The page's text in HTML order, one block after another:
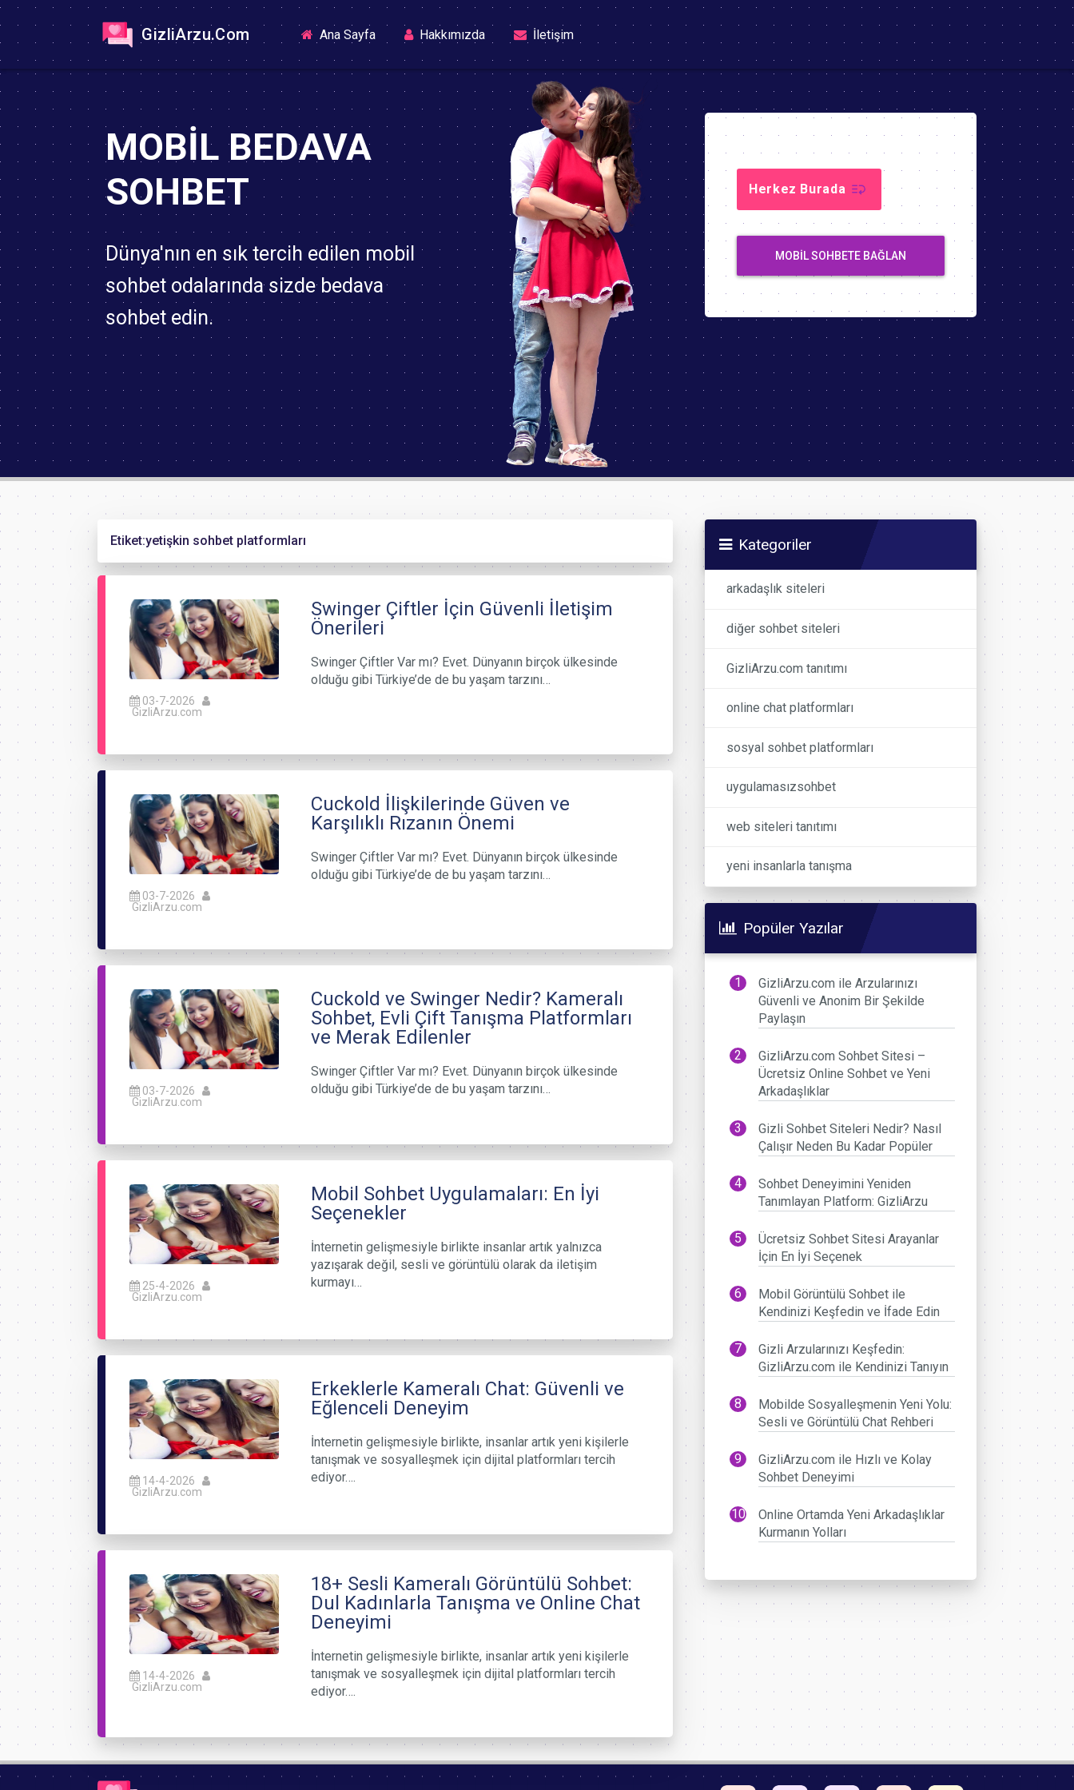
GizliArzu.Com Ana Sayfa(current)Hakkımızda İletişim
MOBIL BEDAVA
SOHBET
Dünya'nın en sık tercih edilen mobil
sohbet odalarında sizde bedava
sohbet edin.
Herkez Burada
MOBIL SOHBETE BAĞLAN
Etiket:yetişkin sohbet platformları
03-7-2026
GizliArzu.com
Swinger Çiftler İçin Güvenli İletişim
Önerileri
Swinger Çiftler Var mı? Evet. Dünyanın birçok ülkesinde
olduğu gibi Türkiye’de de bu yaşam tarzını…
03-7-2026
GizliArzu.com
Cuckold İlişkilerinde Güven ve
Karşılıklı Rızanın Önemi
Swinger Çiftler Var mı? Evet. Dünyanın birçok ülkesinde
olduğu gibi Türkiye’de de bu yaşam tarzını…
03-7-2026
GizliArzu.com
Cuckold ve Swinger Nedir? Kameralı
Sohbet, Evli Çift Tanışma Platformları
ve Merak Edilenler
Swinger Çiftler Var mı? Evet. Dünyanın birçok ülkesinde
olduğu gibi Türkiye’de de bu yaşam tarzını…
25-4-2026
GizliArzu.com
Mobil Sohbet Uygulamaları: En İyi
Seçenekler
İnternetin gelişmesiyle birlikte insanlar artık yalnızca
yazışarak değil, sesli ve görüntülü olarak da iletişim
kurmayı…
14-4-2026
GizliArzu.com
Erkeklerle Kameralı Chat: Güvenli ve
Eğlenceli Deneyim
İnternetin gelişmesiyle birlikte, insanlar artık yeni kişilerle
tanışmak ve sosyalleşmek için dijital platformları tercih
ediyor….
14-4-2026
GizliArzu.com
18+ Sesli Kameralı Görüntülü Sohbet:
Dul Kadınlarla Tanışma ve Online Chat
Deneyimi
İnternetin gelişmesiyle birlikte, insanlar artık yeni kişilerle
tanışmak ve sosyalleşmek için dijital platformları tercih
ediyor….
Kategoriler
arkadaşlık siteleri
diğer sohbet siteleri
GizliArzu.com tanıtımı
online chat platformları
sosyal sohbet platformları
uygulamasızsohbet
web siteleri tanıtımı
yeni insanlarla tanışma
Popüler Yazılar
GizliArzu.com ile Arzularınızı
Güvenli ve Anonim Bir Şekilde
Paylaşın
GizliArzu.com Sohbet Sitesi –
Ücretsiz Online Sohbet ve Yeni
Arkadaşlıklar
Gizli Sohbet Siteleri Nedir? Nasıl
Çalışır Neden Bu Kadar Popüler
Sohbet Deneyimini Yeniden
Tanımlayan Platform: GizliArzu
Ücretsiz Sohbet Sitesi Arayanlar
İçin En İyi Seçenek
Mobil Görüntülü Sohbet ile
Kendinizi Keşfedin ve İfade Edin
Gizli Arzularınızı Keşfedin:
GizliArzu.com ile Kendinizi Tanıyın
Mobilde Sosyalleşmenin Yeni Yolu:
Sesli ve Görüntülü Chat Rehberi
GizliArzu.com ile Hızlı ve Kolay
Sohbet Deneyimi
Online Ortamda Yeni Arkadaşlıklar
Kurmanın Yolları